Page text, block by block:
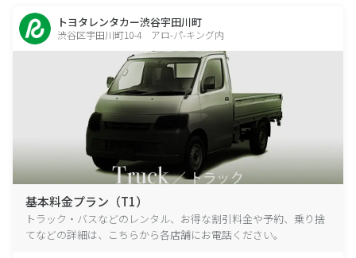
トヨタレンタカー渋谷宇田川町
渋谷区宇田川町10-4 アロ-パ-キング内
基本料金プラン（T1）
トラック・バスなどのレンタル、お得な割引料金や予約、乗り捨
てなどの詳細は、こちらから各店舗にお電話ください。